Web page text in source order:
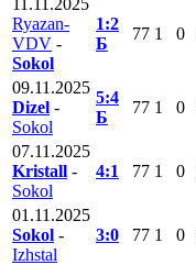
Ryazan-
VDV -
Sokol
1:2
Б
77 1 0
09.11.2025
Dizel -
Sokol
5:4
Б
77 1 0
07.11.2025
Kristall -
Sokol
4:1 77 1 0
01.11.2025
Sokol -
Izhstal
3:0 77 1 0